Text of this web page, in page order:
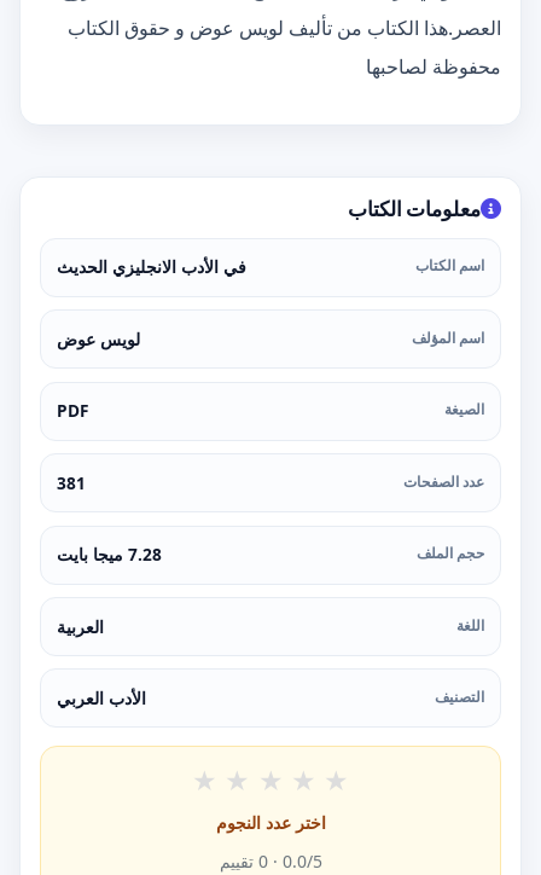
العصر.هذا الكتاب من تأليف لويس عوض و حقوق الكتاب
محفوظة لصاحبها
معلومات الكتاب
اسم الكتاب في الأدب الانجليزي الحديث
اسم المؤلف لويس عوض
الصيغة PDF
عدد الصفحات 381
حجم الملف 7.28 ميجا بايت
اللغة العربية
التصنيف الأدب العربي
★ ★ ★ ★ ★
اختر عدد النجوم
0.0/5 ·
0 تقييم